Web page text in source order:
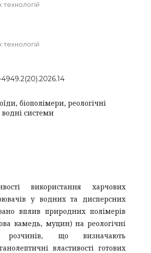
технологій
технологій
біополімери, реологічні
водні системи
використання харчових
у водних та дисперсних
вплив природних полімерів
камедь, муцин) на реологічні
розчинів, що визначають
властивості готових